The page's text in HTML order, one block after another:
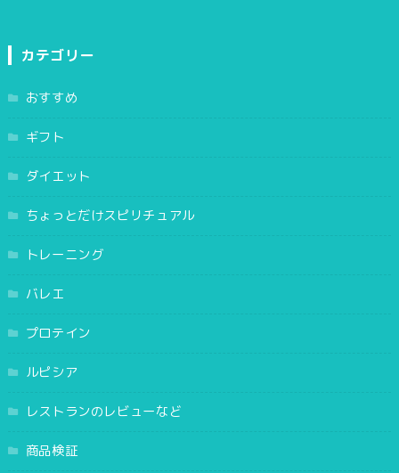
カテゴリー
おすすめ
ギフト
ダイエット
ちょっとだけスピリチュアル
トレーニング
バレエ
プロテイン
ルピシア
レストランのレビューなど
商品検証